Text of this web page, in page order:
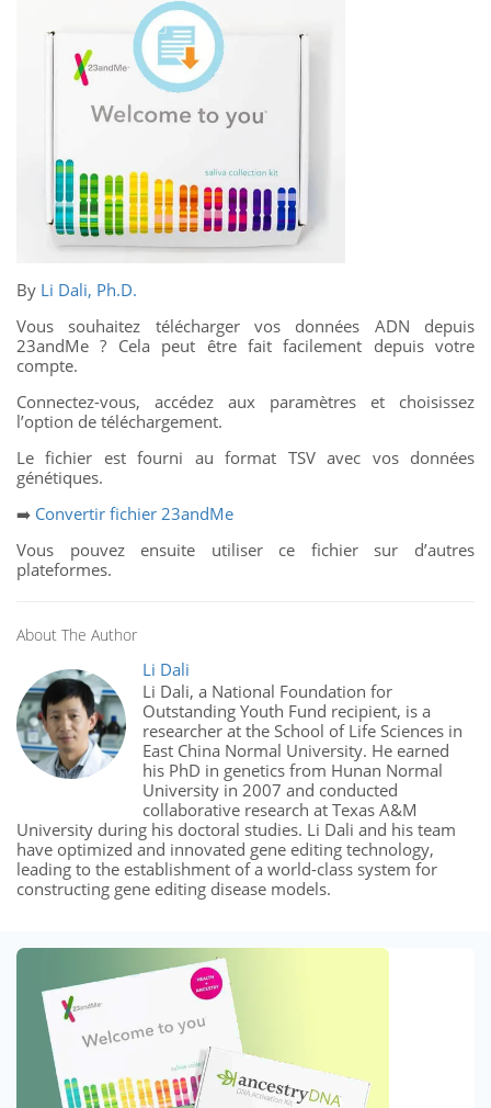
By Li Dali, Ph.D.
Vous souhaitez télécharger vos données ADN depuis
23andMe ? Cela peut être fait facilement depuis votre
compte.
Connectez-vous, accédez aux paramètres et choisissez
l’option de téléchargement.
Le fichier est fourni au format TSV avec vos données
génétiques.
➡️ Convertir fichier 23andMe
Vous pouvez ensuite utiliser ce fichier sur d’autres
plateformes.
About The Author
Li Dali
Li Dali, a National Foundation for
Outstanding Youth Fund recipient, is a
researcher at the School of Life Sciences in
East China Normal University. He earned
his PhD in genetics from Hunan Normal
University in 2007 and conducted
collaborative research at Texas A&M
University during his doctoral studies. Li Dali and his team
have optimized and innovated gene editing technology,
leading to the establishment of a world-class system for
constructing gene editing disease models.